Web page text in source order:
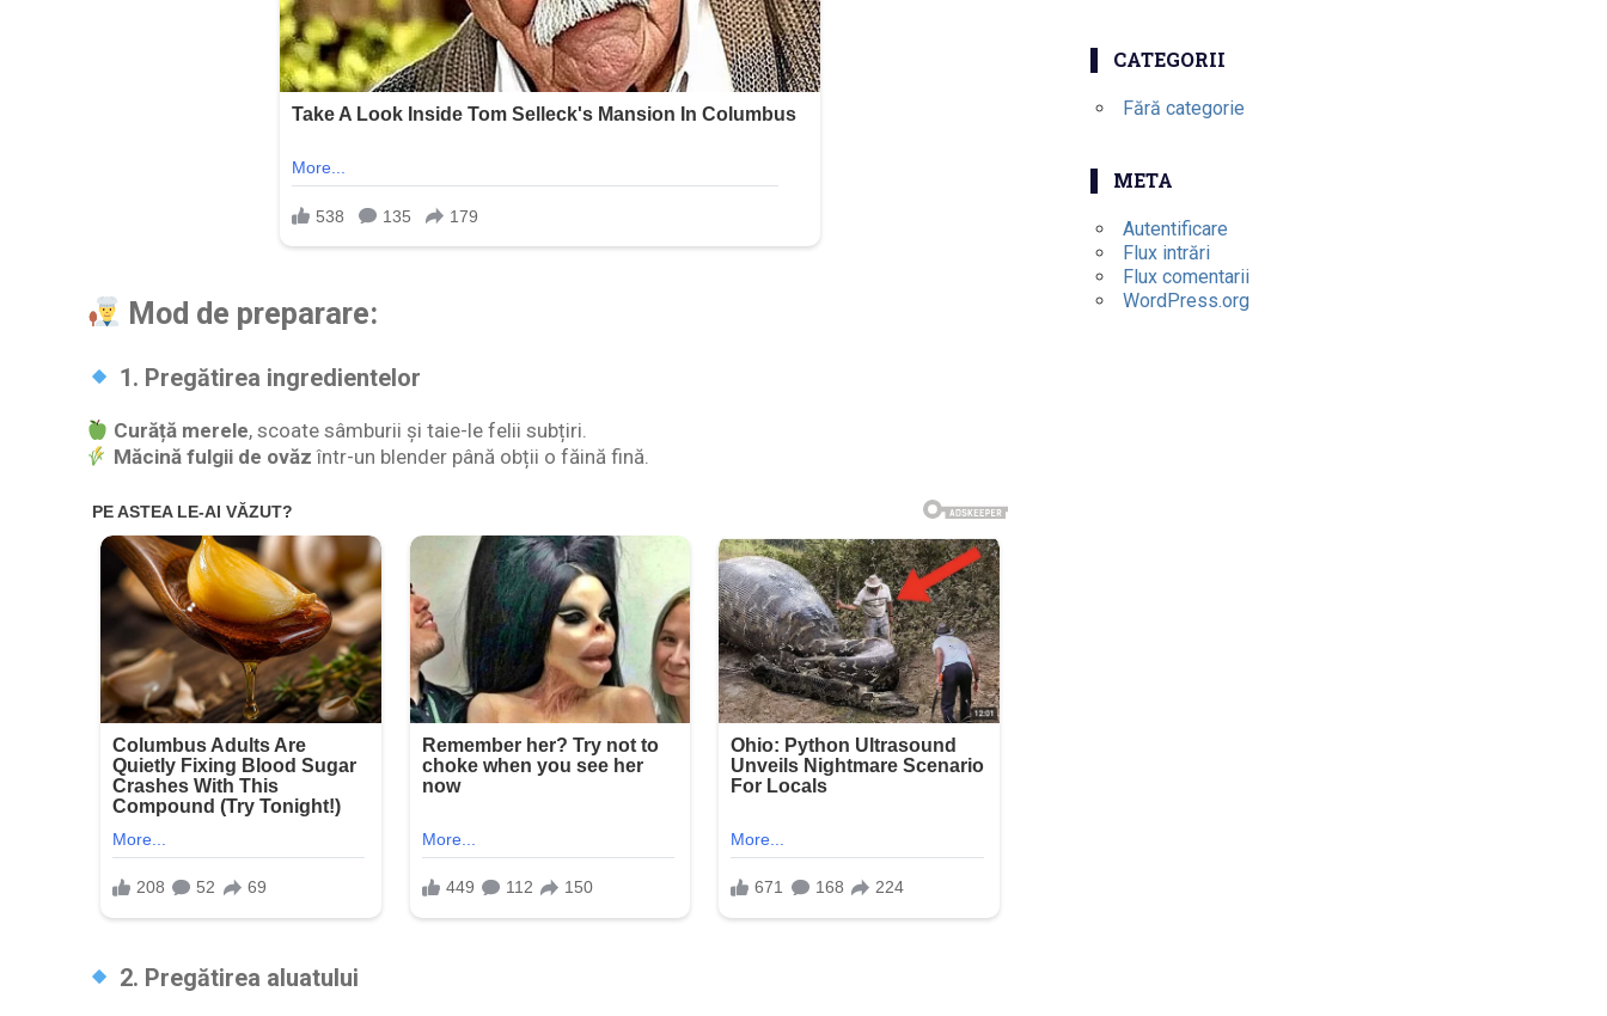
Mod de preparare:
1. Pregătirea ingredientelor
Curăță merele, scoate sâmburii și taie-le felii subțiri.
Măcină fulgii de ovăz într-un blender până obții o făină fină.
2. Pregătirea aluatului
CATEGORII
Fără categorie
META
Autentificare
Flux intrări
Flux comentarii
WordPress.org